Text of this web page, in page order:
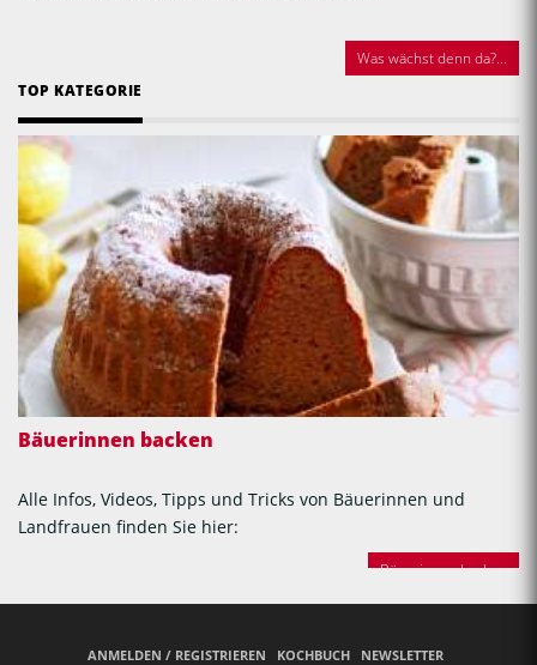
Was wächst denn da?...
TOP KATEGORIE
Bäuerinnen backen
Alle Infos, Videos, Tipps und Tricks von Bäuerinnen und
Landfrauen finden Sie hier:
Bäuerinnen backen
ANMELDEN / REGISTRIEREN KOCHBUCH NEWSLETTER